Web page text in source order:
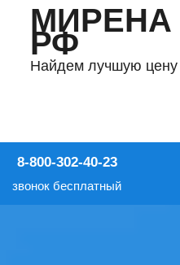
МИРЕНА
РФ
Найдем лучшую цену
8-800-302-40-23
звонок бесплатный